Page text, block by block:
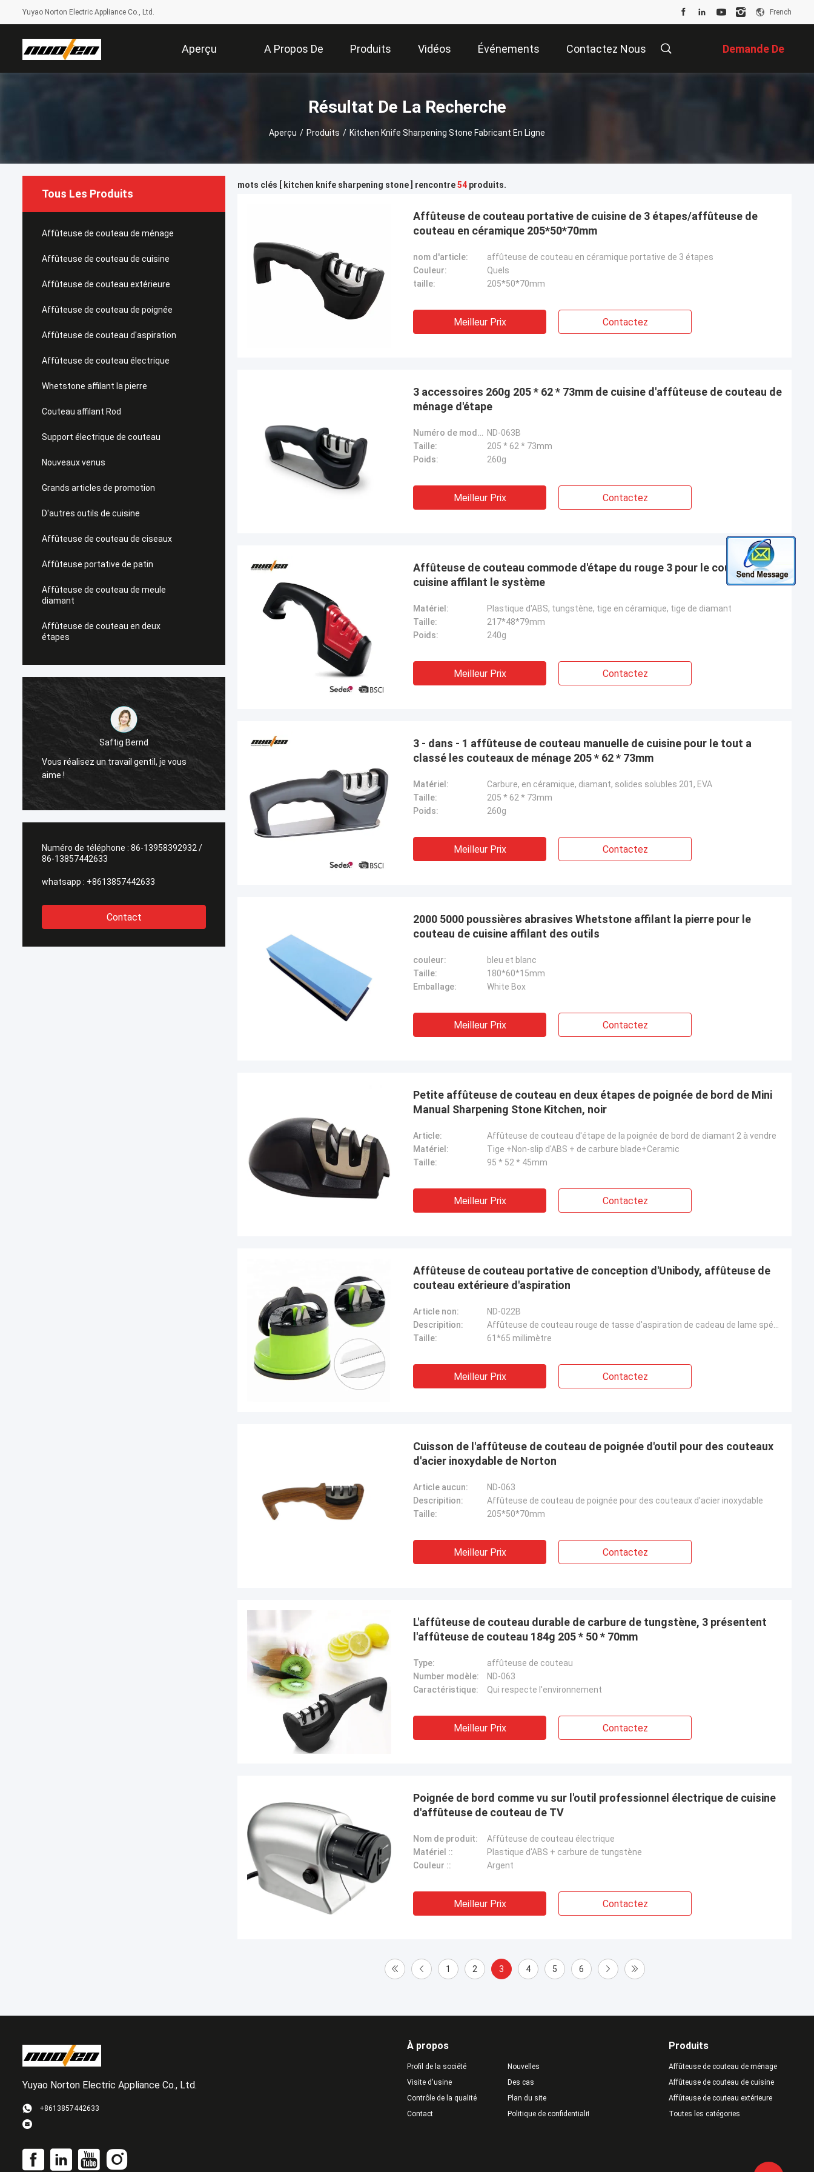
Yuyao Norton Electric Appliance Co., Ltd. French
Aperçu A Propos De
Nous
Produits Vidéos Événements Contactez Nous Demande De
Soumission
Résultat De La Recherche
Aperçu / Produits / Kitchen Knife Sharpening Stone Fabricant En Ligne
Tous Les Produits
Affûteuse de couteau de ménage
Affûteuse de couteau de cuisine
Affûteuse de couteau extérieure
Affûteuse de couteau de poignée
Affûteuse de couteau d'aspiration
Affûteuse de couteau électrique
Whetstone affilant la pierre
Couteau affilant Rod
Support électrique de couteau
Nouveaux venus
Grands articles de promotion
D'autres outils de cuisine
Affûteuse de couteau de ciseaux
Affûteuse portative de patin
Affûteuse de couteau de meule
diamant
Affûteuse de couteau en deux
étapes
Saftig Bernd
Vous réalisez un travail gentil, je vous
aime !
besoin l'autre fournisseur !
Numéro de téléphone : 86-13958392932 /
86-13857442633
whatsapp : +8613857442633
Contact
mots clés [ kitchen knife sharpening stone ] rencontre54 produits.
Affûteuse de couteau portative de cuisine de 3 étapes/affûteuse de
couteau en céramique 205*50*70mm
nom d'article:
affûteuse de couteau en céramique portative de 3 étapes
Couleur:
Quels
taille:
205*50*70mm
Meilleur Prix Contactez
3 accessoires 260g 205 * 62 * 73mm de cuisine d'affûteuse de couteau de
ménage d'étape
Numéro de modèle: ND-063B
Taille:
205 * 62 * 73mm
Poids:
260g
Meilleur Prix Contactez
Affûteuse de couteau commode d'étape du rouge 3 pour le couteau de
cuisine affilant le système
Matériel:
Plastique d'ABS, tungstène, tige en céramique, tige de diamant
Taille:
217*48*79mm
Poids:
240g
Meilleur Prix Contactez
3 - dans - 1 affûteuse de couteau manuelle de cuisine pour le tout a
classé les couteaux de ménage 205 * 62 * 73mm
Matériel:
Carbure, en céramique, diamant, solides solubles 201, EVA
Taille:
205 * 62 * 73mm
Poids:
260g
Meilleur Prix Contactez
2000 5000 poussières abrasives Whetstone affilant la pierre pour le
couteau de cuisine affilant des outils
couleur:
bleu et blanc
Taille:
180*60*15mm
Emballage:
White Box
Meilleur Prix Contactez
Petite affûteuse de couteau en deux étapes de poignée de bord de Mini
Manual Sharpening Stone Kitchen, noir
Article:
Affûteuse de couteau d'étape de la poignée de bord de diamant 2 à vendre
Matériel:
Tige +Non-slip d'ABS + de carbure blade+Ceramic
Taille:
95 * 52 * 45mm
Meilleur Prix Contactez
Affûteuse de couteau portative de conception d'Unibody, affûteuse de
couteau extérieure d'aspiration
Article non:
ND-022B
Descripition:
Taille:
61*65 millimètre
Meilleur Prix Contactez
Cuisson de l'affûteuse de couteau de poignée d'outil pour des couteaux
d'acier inoxydable de Norton
Article aucun:
ND-063
Descripition:
Affûteuse de couteau de poignée pour des couteaux d'acier inoxydable
Taille:
205*50*70mm
Meilleur Prix Contactez
L'affûteuse de couteau durable de carbure de tungstène, 3 présentent
l'affûteuse de couteau 184g 205 * 50 * 70mm
Type:
affûteuse de couteau
Number modèle:
ND-063
Caractéristique:
Qui respecte l'environnement
Meilleur Prix Contactez
Poignée de bord comme vu sur l'outil professionnel électrique de cuisine
d'affûteuse de couteau de TV
Nom de produit:
Affûteuse de couteau électrique
Matériel ::
Plastique d'ABS + carbure de tungstène
Couleur ::
Argent
Meilleur Prix Contactez
1 2 3 4 5 6
Yuyao Norton Electric Appliance Co., Ltd.
+8613857442633
À propos
Profil de la société
Visite d'usine
Contrôle de la qualité
Contact
Nouvelles
Des cas
Plan du site
Politique de confidentialité
Produits
Affûteuse de couteau de ménage
Affûteuse de couteau de cuisine
Affûteuse de couteau extérieure
Toutes les catégories